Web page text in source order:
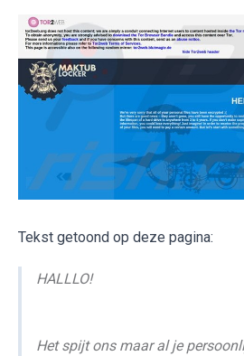
Tekst getoond op deze pagina:
HALLLO!
Het spijt ons maar al je